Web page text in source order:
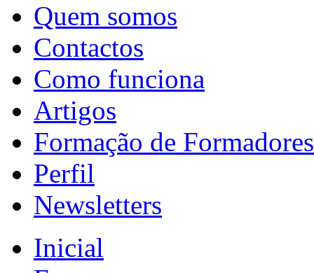
Quem somos
Contactos
Como funciona
Artigos
Formação de Formadores
Perfil
Newsletters
Inicial